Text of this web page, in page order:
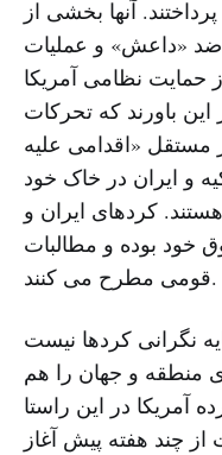
آنها بخشی از
«داعش» و عملیات
حمایت نظامی آمریکا
این باورند که تحرکات
«اقدامی علیه
و ایران در خاک خود
کردهای ایران و
خود بوده و مطالبات
قومی مطرح می کنند.
نگرانی کردها نیست
منطقه و جهان را هم
آمریکا در این راستا
چند هفته پیش آغاز